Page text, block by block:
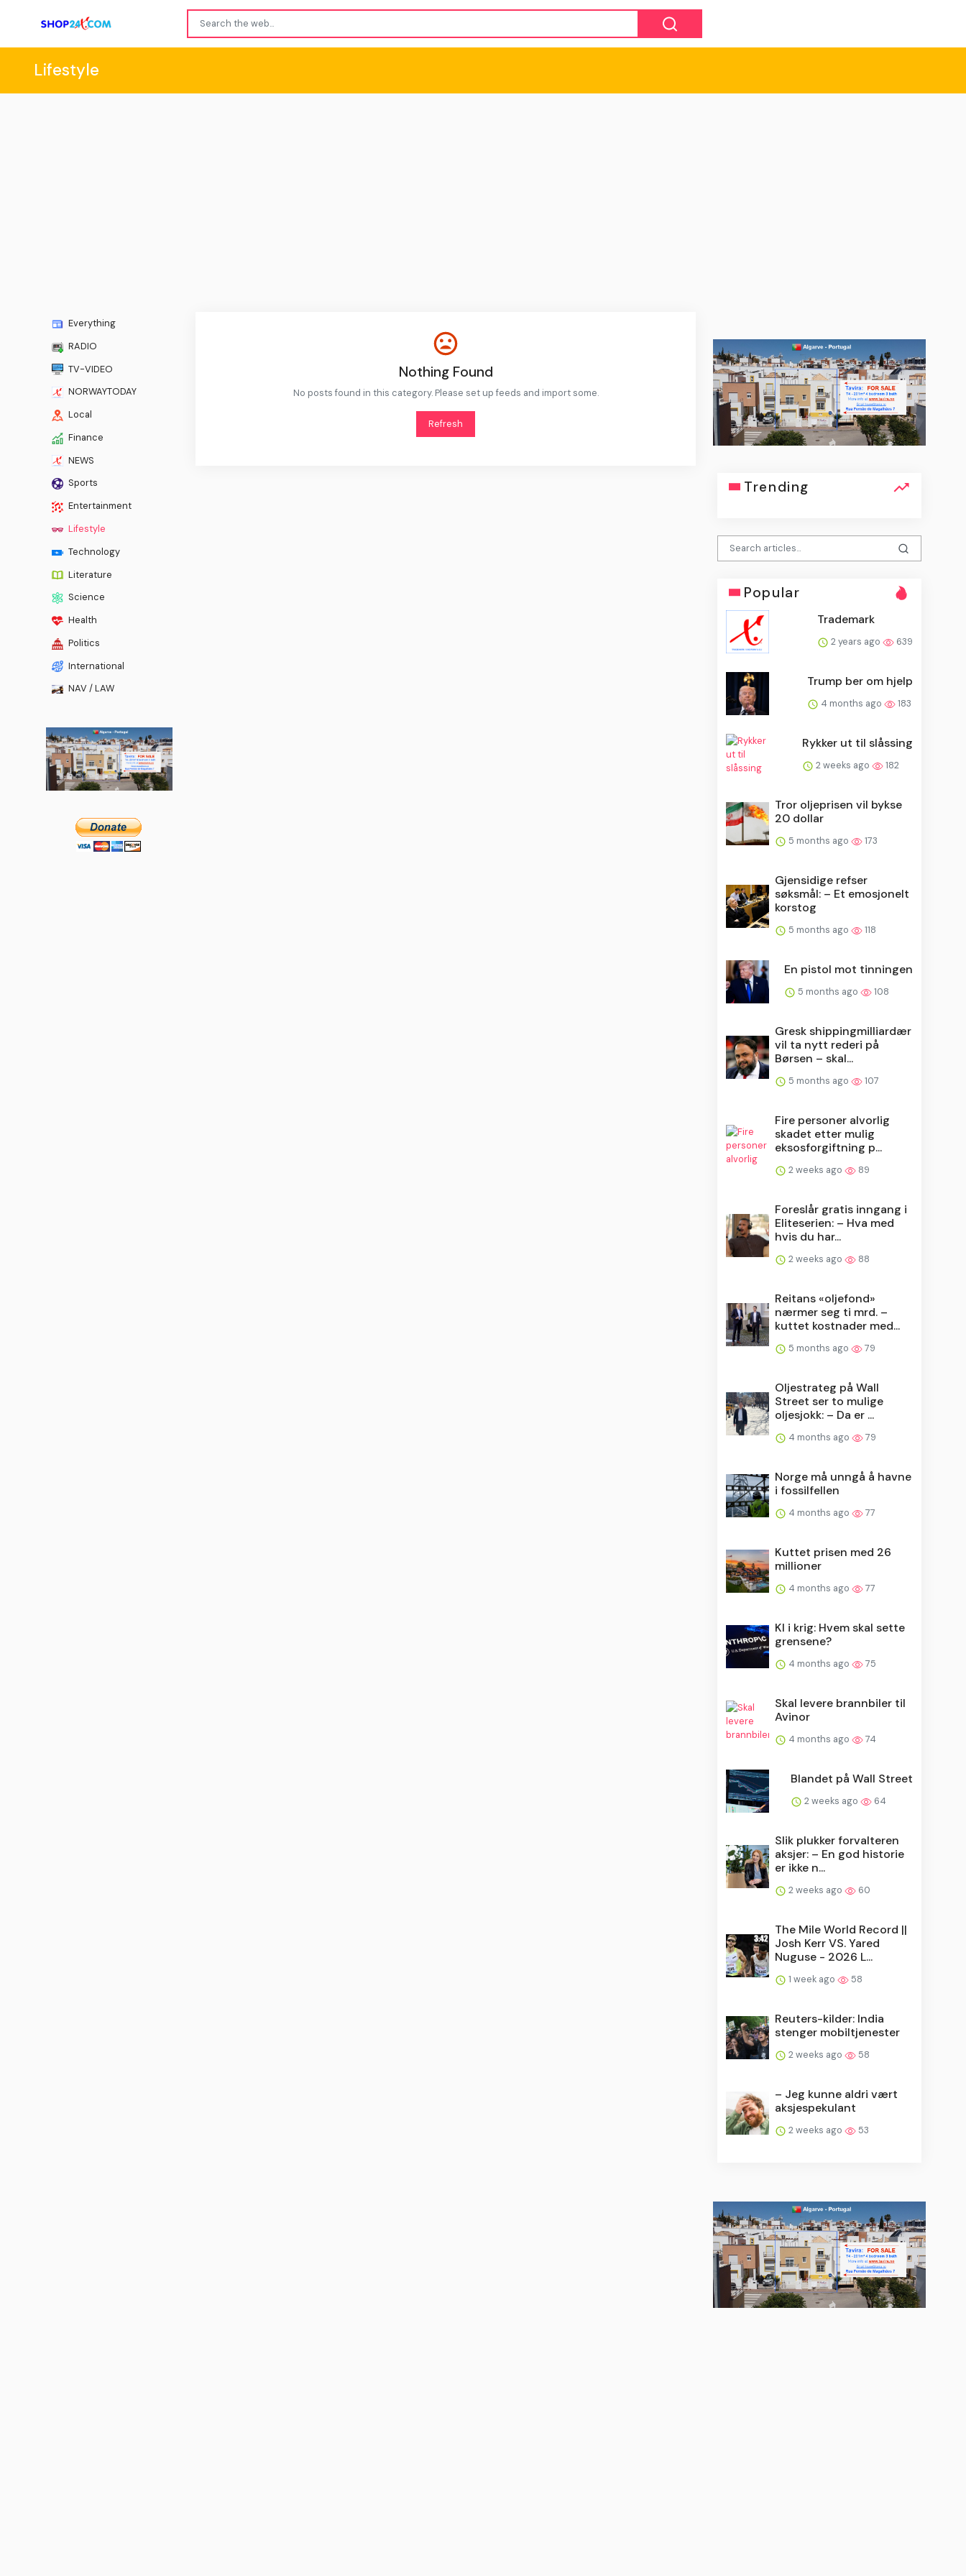
Lifestyle
Everything
RADIO
TV-VIDEO
NORWAYTODAY
Local
Finance
NEWS
Sports
Entertainment
Lifestyle
Technology
Literature
Science
Health
Politics
International
NAV / LAW
Nothing Found
No posts found in this category. Please set up feeds and import some.
Refresh
Trending
Popular
Trademark
2 years ago 639
Trump ber om hjelp
4 months ago 183
Rykker ut til slåssing
2 weeks ago 182
Tror oljeprisen vil bykse
20 dollar
5 months ago 173
Gjensidige refser
søksmål: – Et emosjonelt
korstog
5 months ago 118
En pistol mot tinningen
5 months ago 108
Gresk shippingmilliardær
vil ta nytt rederi på
Børsen – skal...
5 months ago 107
Fire personer alvorlig
skadet etter mulig
eksosforgiftning p...
2 weeks ago 89
Foreslår gratis inngang i
Eliteserien: – Hva med
hvis du har...
2 weeks ago 88
Reitans «oljefond»
nærmer seg ti mrd. –
kuttet kostnader med...
5 months ago 79
Oljestrateg på Wall
Street ser to mulige
oljesjokk: – Da er ...
4 months ago 79
Norge må unngå å havne
i fossilfellen
4 months ago 77
Kuttet prisen med 26
millioner
4 months ago 77
KI i krig: Hvem skal sette
grensene?
4 months ago 75
Skal levere brannbiler til
Avinor
4 months ago 74
Blandet på Wall Street
2 weeks ago 64
Slik plukker forvalteren
aksjer: – En god historie
er ikke n...
2 weeks ago 60
The Mile World Record ||
Josh Kerr VS. Yared
Nuguse - 2026 L...
1 week ago 58
Reuters-kilder: India
stenger mobiltjenester
2 weeks ago 58
– Jeg kunne aldri vært
aksjespekulant
2 weeks ago 53